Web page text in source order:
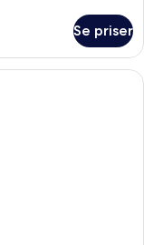
Se priser
– superior, balkong |